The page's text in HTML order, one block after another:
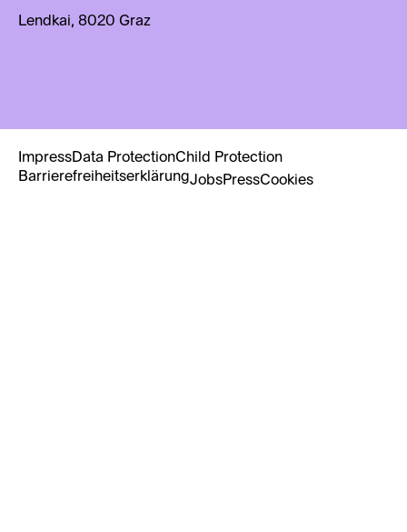
Lendkai, 8020 Graz
ImpressData ProtectionChild Protection
BarrierefreiheitserklärungJobsPressCookies